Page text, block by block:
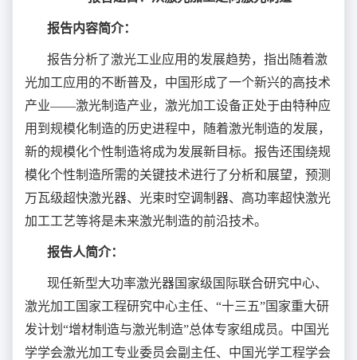
报告内容简介：
报告分析了激光工业应用的发展趋势，指出随着激
光加工应用的不断普及，中国形成了一个新兴的高技术
产业——激光制造产业，激光加工设备正处于由特种应
用到规模化制造的历史进程中，随着激光制造的发展，
新的规模化个性制造将成为发展新目标。报告还围绕规
模化个性制造所需的关键技术进行了分析和展望，预测
万瓦级超快激光器、光束时空调制器、高功率超快激光
加工工艺等将是未来激光制造的前沿技术。
报告人简介：
现任新型大功率激光器国家级国际联合研究中心、
激光加工国家工程研究中心主任、“十三五”国家重大研
发计划“增材制造与激光制造”总体专家组成员。中国光
学学会激光加工专业委员会副主任、中国光学工程学会